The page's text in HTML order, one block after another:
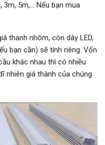
3m, 5m,… Nếu bạn mua
thanh nhôm, còn dây LED,
bạn cần) sẽ tính riêng. Vốn
khác nhau thì có nhiều
nhiên giá thành của chúng